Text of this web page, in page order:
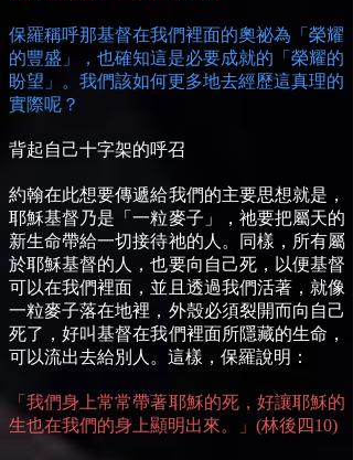
保羅稱呼那基督在我們裡面的奧祕為「榮耀
的豐盛」，也確知這是必要成就的「榮耀的
盼望」。我們該如何更多地去經歷這真理的
實際呢？
背起自己十字架的呼召
約翰在此想要傳遞給我們的主要思想就是，
耶穌基督乃是「一粒麥子」，祂要把屬天的
新生命帶給一切接待祂的人。同樣，所有屬
於耶穌基督的人，也要向自己死，以便基督
可以在我們裡面，並且透過我們活著，就像
一粒麥子落在地裡，外殼必須裂開而向自己
死了，好叫基督在我們裡面所隱藏的生命，
可以流出去給別人。這樣，保羅說明：
「我們身上常常帶著耶穌的死，好讓耶穌的
生也在我們的身上顯明出來。」(林後四10)